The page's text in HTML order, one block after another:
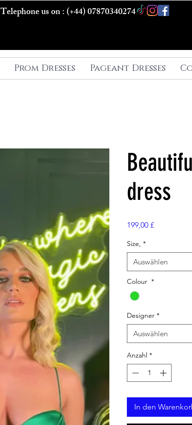
Telephone us on : (+44) 07870340274
Prom Dresses Pageant Dresses
dress
199,00 £Preis
Size, *
Auswählen
Colour *
Designer *
Auswählen
Anzahl *
In den